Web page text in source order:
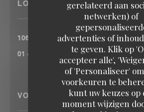
gerelateerd aan
netwerken) of
advertenties of
te geven. Klik op
accepteer alle',
of 'Personaliseer'
voorkeuren te
kunt uw keuzes op
moment wijzigen
LOCATIE
106 RUE DE LA FOLIE MERICOURT
01 43 57 33 78
VOLG ONS